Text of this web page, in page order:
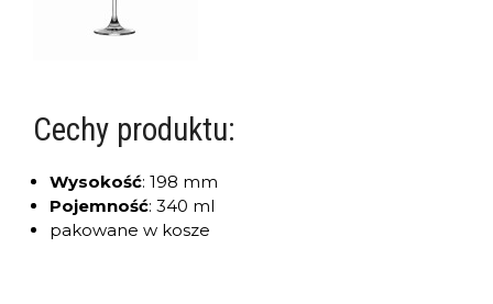
Cechy produktu:
Wysokość: 198 mm
Pojemność: 340 ml
pakowane w kosze